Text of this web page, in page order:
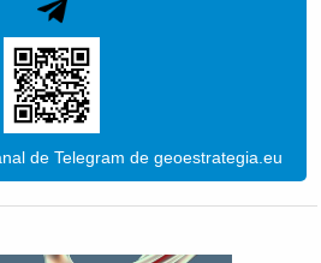
de Telegram de geoestrategia.eu